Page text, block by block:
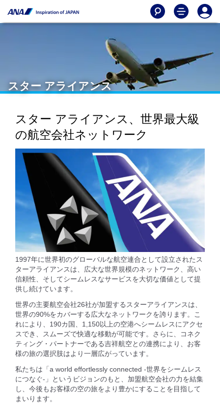
スター アライアンス
スター アライアンス、世界最大級
の航空会社ネットワーク
1997年に世界初のグローバルな航空連合として設立されたス
ターアライアンスは、広大な世界規模のネットワーク、高い
信頼性、そしてシームレスなサービスを大切な価値として提
供し続けています。
世界の主要航空会社26社が加盟するスターアライアンスは、
世界の90%をカバーする広大なネットワークを誇ります。こ
れにより、190カ国、1,150以上の空港へシームレスにアクセ
スでき、スムーズで快適な移動が可能です。さらに、コネク
ティング・パートナーである吉祥航空との連携により、お客
様の旅の選択肢はより一層広がっています。
私たちは「a world effortlessly connected -世界をシームレス
につなぐ-」というビジョンのもと、加盟航空会社の力を結集
し、今後もお客様の空の旅をより豊かにすることを目指して
まいります。